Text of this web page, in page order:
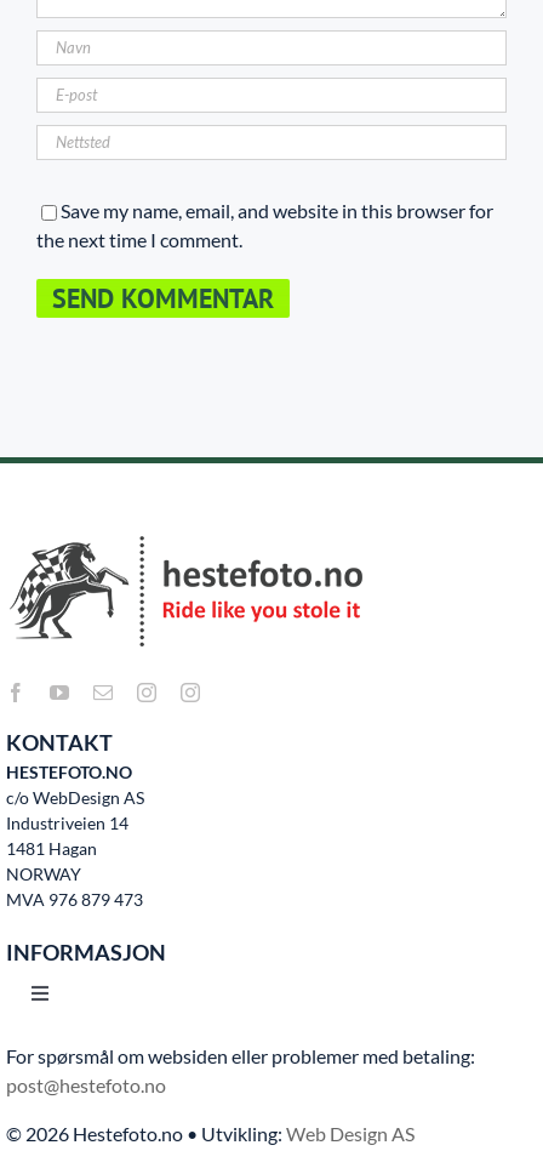
Save my name, email, and website in this browser for
the next time I comment.
KONTAKT
HESTEFOTO.NO
c/o WebDesign AS
Industriveien 14
1481 Hagan
NORWAY
MVA 976 879 473
INFORMASJON
Toggle
Hjem
Bruksvilkår
For spørsmål om websiden eller problemer med betaling:
post@hestefoto.no
© 2026 Hestefoto.no • Utvikling: Web Design AS